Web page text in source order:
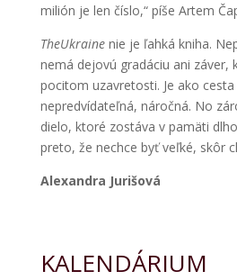
milión je len číslo,“ píše Artem
TheUkrainenie je ľahká kniha.
nemá dejovú gradáciu ani záver,
pocitom uzavretosti. Je ako
nepredvídateľná, náročná. No
dielo, ktoré zostáva v pamäti
preto, že nechce byť veľké, skôr
Alexandra Jurišová
KALENDÁRIUM